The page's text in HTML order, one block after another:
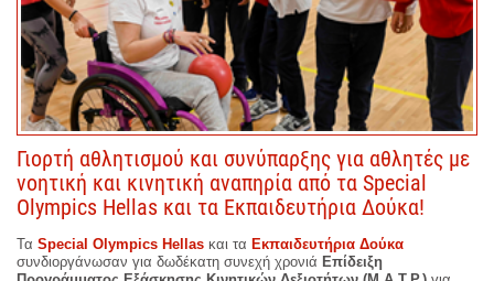
Γιορτή αθλητισμού και συνύπαρξης για αθλητές με
νοητική και κινητική αναπηρία από τα Special
Olympics Hellas και τα Εκπαιδευτήρια Δούκα!
Τα Special Olympics Hellas και τα Εκπαιδευτήρια Δούκα
συνδιοργάνωσαν για δωδέκατη συνεχή χρονιά Επίδειξη